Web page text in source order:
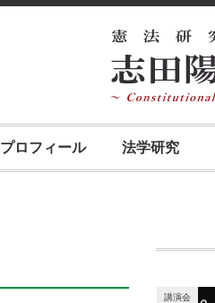
プロフィール 法学研究
講演会